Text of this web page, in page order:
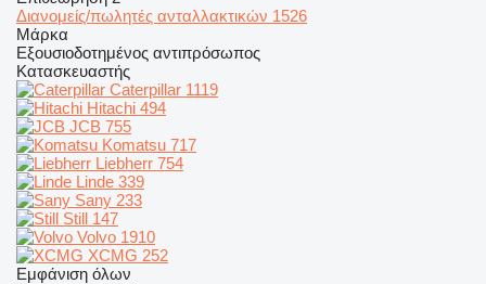
Διανομείς/πωλητές ανταλλακτικών 1526
Μάρκα
Εξουσιοδοτημένος αντιπρόσωπος
Κατασκευαστής
Caterpillar 1119
Hitachi 494
JCB 755
Komatsu 717
Liebherr 754
Linde 339
Sany 233
Still 147
Volvo 1910
XCMG 252
Εμφάνιση όλων